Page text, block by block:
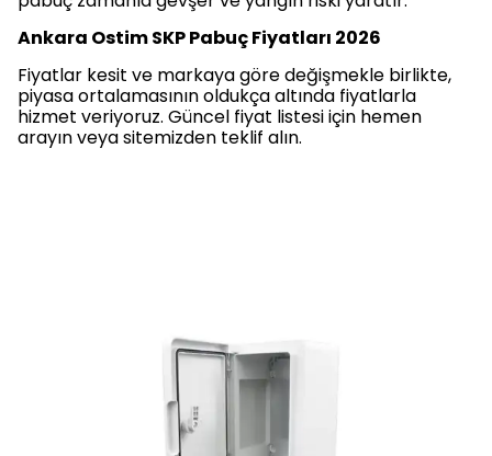
Ankara Ostim SKP Pabuç Fiyatları 2026
Fiyatlar kesit ve markaya göre değişmekle birlikte,
piyasa ortalamasının oldukça altında fiyatlarla
hizmet veriyoruz. Güncel fiyat listesi için hemen
arayın veya sitemizden teklif alın.